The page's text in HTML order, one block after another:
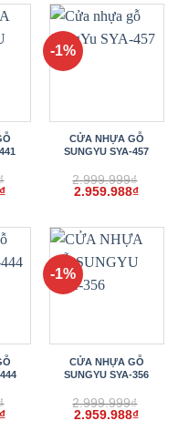
là:
2.959.998₫.
2.999.999₫.là:
₫Giá
là:
2.959.988₫.
-1%
CỬA NHỰA GỖ
SUNGYU SYA-457
2.999.999₫
Giá
2.999.999₫.
2.959.988₫Giá
là:
₫Giá
-1%
CỬA NHỰA GỖ
SUNGYU SYA-356
2.999.999₫
Giá
2.959.988₫Giá